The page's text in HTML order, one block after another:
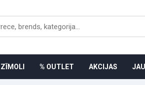
ZĪMOLI % OUTLET AKCIJAS